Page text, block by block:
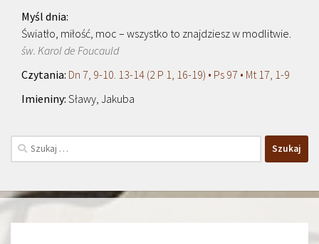
Światło, miłość, moc – wszystko to znajdziesz w modlitwie.
św. Karol de Foucauld
Dn 7, 9-10. 13-14 (2 P 1, 16-19) • Ps 97 • Mt 17, 1-9
Sławy, Jakuba
Szukaj: